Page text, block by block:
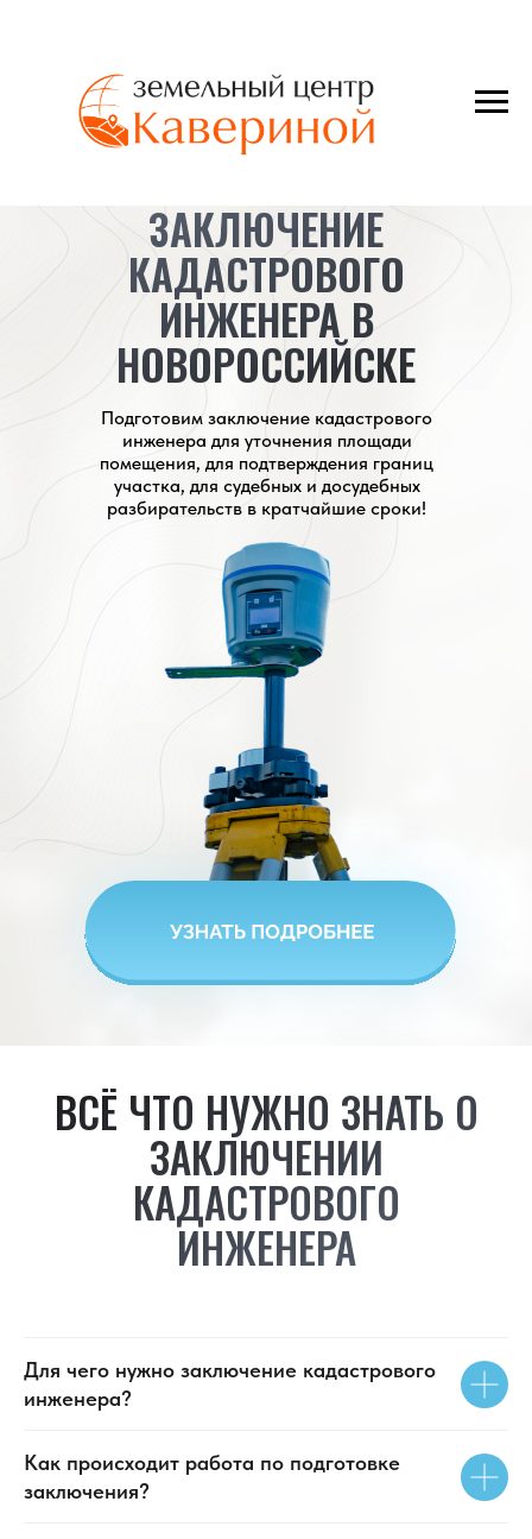
ЗАКЛЮЧЕНИЕ
КАДАСТРОВОГО
ИНЖЕНЕРА В
НОВОРОССИЙСКЕ
Подготовим заключение кадастрового
инженера для уточнения площади
помещения, для подтверждения границ
участка, для судебных и досудебных
разбирательств в кратчайшие сроки!
ВСЁ ЧТО НУЖНО ЗНАТЬ О
ЗАКЛЮЧЕНИИ
КАДАСТРОВОГО
ИНЖЕНЕРА
Для чего нужно заключение кадастрового
инженера?
Как происходит работа по подготовке
заключения?